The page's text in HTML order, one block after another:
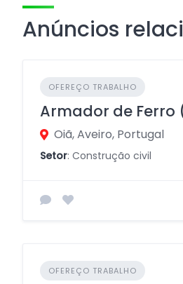
Anúncios
OFEREÇO TRABALHO
Armador de Ferro
Oiã, Aveiro, Portugal
Setor: Construção civil
OFEREÇO TRABALHO